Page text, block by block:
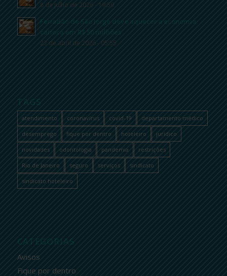
8 de julho de 2026 - 19:59
Feriadão de São Jorge deve aquecer a economia
carioca em R$ 50 milhões
22 de abril de 2026 - 05:55
TAGS
atendimento coronavírus covid-19 departamento médico
desemprego fique por dentro hoteleiro jurídico
novidades odontologia pandemia restrições
Rio de Janeiro seguro serviços sindicato
sindicato hoteleiro
CATEGORIAS
Avisos
Fique por dentro